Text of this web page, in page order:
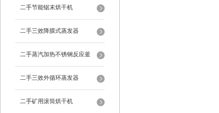
二手节能锯末烘干机
二手三效降膜式蒸发器
二手蒸汽加热不锈钢反应釜
二手三效外循环蒸发器
二手矿用滚筒烘干机